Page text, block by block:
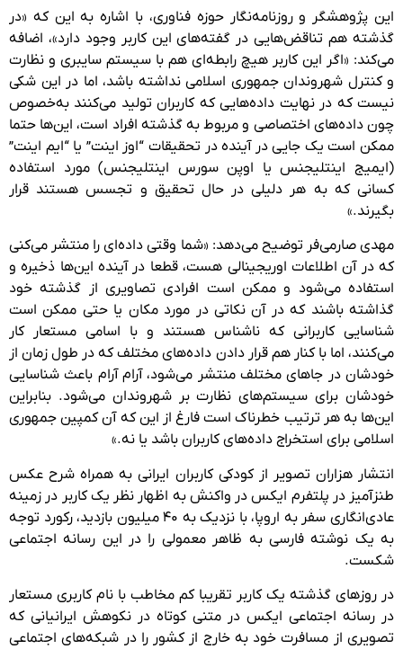
این پژوهشگر و روزنامه‌نگار حوزه فناوری، با اشاره به این که «در
گذشته هم تناقض‌هایی در گفته‌های این کاربر وجود دارد»، اضافه
می‌کند: «اگر این کاربر هیچ رابطه‌ای هم با سیستم سایبری و نظارت
و کنترل شهروندان جمهوری اسلامی نداشته باشد، اما در این شکی
نیست که در نهایت داده‌هایی که کاربران تولید می‌کنند به‌خصوص
چون داده‌های اختصاصی و مربوط به گذشته افراد است، این‌ها حتما
ممکن است یک جایی در آینده در تحقیقات “اوز اینت” یا “ایم اینت”
(ایمیج اینتلیجنس یا اوپن سورس اینتلیجنس) مورد استفاده
کسانی که به هر دلیلی در حال تحقیق و تجسس هستند قرار
بگیرند.»
مهدی صارمی‌فر توضیح می‌دهد: «شما وقتی داده‌ای را منتشر می‌کنی
که در آن اطلاعات اوریجینالی هست، قطعا در آینده این‌ها ذخیره و
استفاده می‌شود و ممکن است افرادی تصاویری از گذشته خود
گذاشته باشند که در آن نکاتی در مورد مکان یا حتی ممکن است
شناسایی کاربرانی که ناشناس هستند و با اسامی مستعار کار
می‌کنند، اما با کنار هم قرار دادن داده‌های مختلف که در طول زمان از
خودشان در جاهای مختلف منتشر می‌شود، آرام آرام باعث شناسایی
خودشان برای سیستم‌های نظارت بر شهروندان می‌شود. بنابراین
این‌ها به هر ترتیب خطرناک است فارغ از این که آن کمپین جمهوری
اسلامی برای استخراج داده‌های کاربران باشد یا نه.»
انتشار هزاران تصویر از کودکی کاربران ایرانی به همراه شرح عکس
طنزآمیز در پلتفرم ایکس در واکنش به اظهار نظر یک کاربر در زمینه
عادی‌انگاری سفر به اروپا، با نزدیک به ۴۰ میلیون بازدید، رکورد توجه
به یک نوشته فارسی به ظاهر معمولی را در این رسانه اجتماعی
شکست.
در روزهای گذشته یک کاربر تقریبا کم مخاطب با نام کاربری مستعار
در رسانه اجتماعی ایکس در متنی کوتاه در نکوهش ایرانیانی که
تصویری از مسافرت خود به خارج از کشور را در شبکه‌های اجتماعی